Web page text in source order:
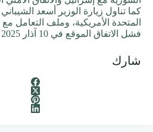
كما تناول زيارة الوزير أسعد الشيباني
المتحدة الأمريكية، وملف التعامل
فشل الاتفاق الموقع في 10 آذار 2025
شارك